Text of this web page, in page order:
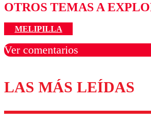
OTROS TEMAS A
MELIPILLA
Ver comentarios
Los comentarios son moderados
diálogo respetuoso.
LAS MÁS LEÍDAS